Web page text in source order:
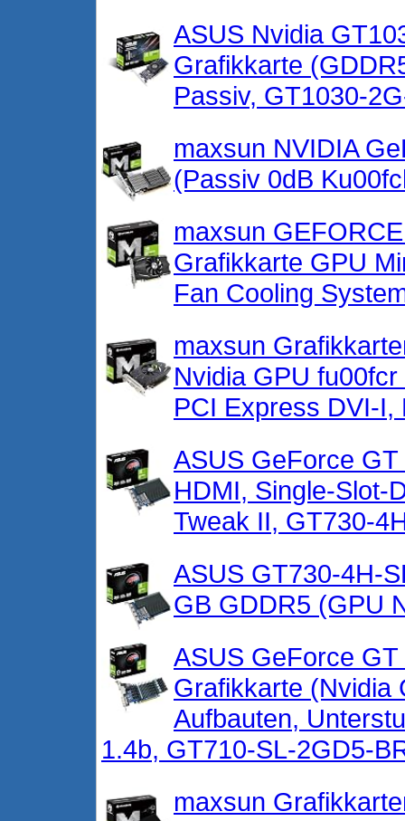
ASUS Nvidia
Grafikkarte
Passiv, GT1030-
maxsun NVIDIA
(Passiv 0dB
maxsun
Grafikkarte GPU
Fan Cooling
maxsun
Nvidia GPU
PCI Express DVI-I,
ASUS GeForce
HDMI, Single-Slot-
Tweak II, GT730-
ASUS GT730-4H-
GB GDDR5 (GPU
ASUS GeForce
Grafikkarte (Nvidia
Aufbauten,
1.4b, GT710-SL-2GD5-
maxsun